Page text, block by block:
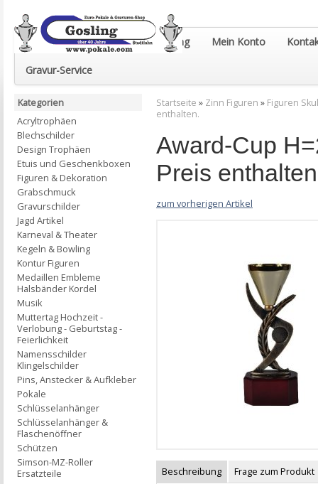
Euro-Pokale & Gravur-Shop Gosling Mein Konto
Gravur-Service
Startseite » Zinn Figuren » Figuren
enthalten.
Award-Cup
Preis
zum vorherigen Artikel
Beschreibung Frage zum Produkt
Kategorien
Acryltrophäen
Blechschilder
Design Trophäen
Etuis und Geschenkboxen
Figuren & Dekoration
Grabschmuck
Gravurschilder
Jagd Artikel
Karneval & Theater
Kegeln & Bowling
Kontur Figuren
Medaillen Embleme
Halsbänder Kordel
Musik
Muttertag Hochzeit -
Verlobung - Geburtstag -
Feierlichkeit
Namensschilder
Klingelschilder
Pins, Anstecker & Aufkleber
Pokale
Schlüsselanhänger
Schlüsselanhänger &
Flaschenöffner
Schützen
Simson-MZ-Roller
Ersatzteile